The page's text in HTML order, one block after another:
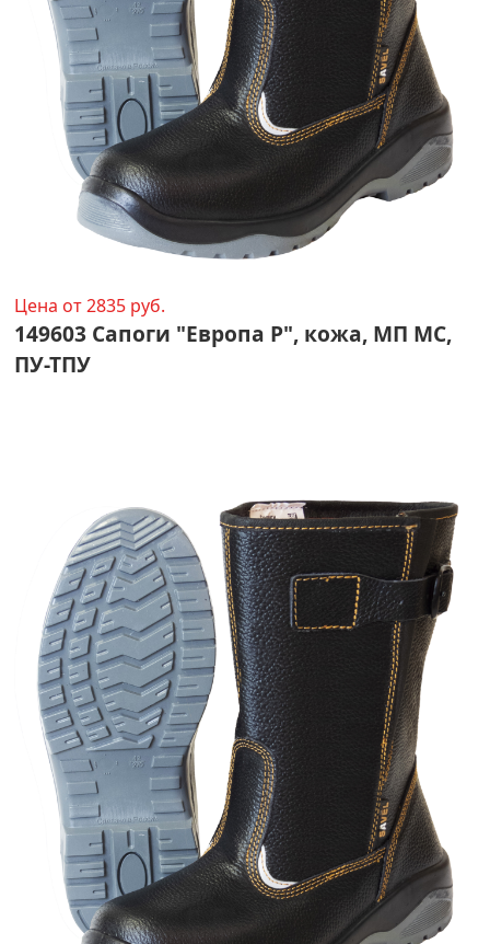
Цена от 2835 руб.
149603 Сапоги "Европа Р", кожа, МП МС,
ПУ-ТПУ